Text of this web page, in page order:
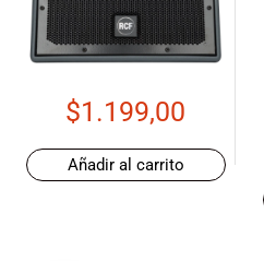
$1.199,00
Añadir al carrito